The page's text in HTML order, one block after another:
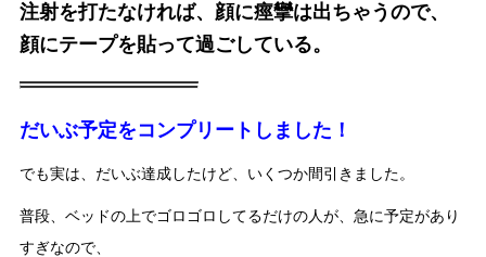
注射を打たなければ、顔に痙攣は出ちゃうので、
顔にテープを貼って過ごしている。
だいぶ予定をコンプリートしました！
でも実は、だいぶ達成したけど、いくつか間引きました。
普段、ベッドの上でゴロゴロしてるだけの人が、急に予定があり
すぎなので、